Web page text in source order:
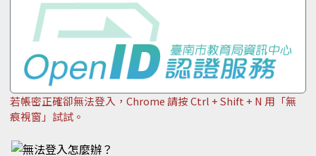
若帳密正確卻無法登入，Chrome 請按 Ctrl + Shift + N 用「無
痕視窗」試試。